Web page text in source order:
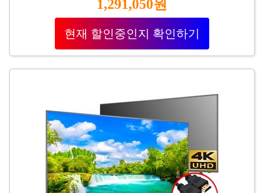
1,291,050원
현재 할인중인지 확인하기